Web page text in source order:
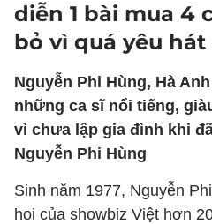
diễn 1 bài mua 4
bỏ vì quá yêu hát
Nguyễn Phi Hùng, Hà
những ca sĩ nổi tiếng,
vì chưa lập gia đình khi
Nguyễn Phi Hùng
Sinh năm 1977, Nguyễn
hoi của showbiz Việt hơn